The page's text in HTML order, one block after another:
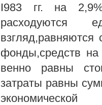
I983 гг. на
расходуются
фонды,средств на
венно равны
затраты равны